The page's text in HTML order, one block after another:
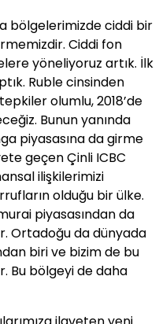
bölgelerimizde ciddi bir
Ciddi fon
yöneliyoruz artık. İlk
Ruble cinsinden
olumlu, 2018’de
Bunun yanında
piyasasına da girme
geçen Çinli ICBC
ilişkilerimizi
olduğu bir ülke.
piyasasından da
Ortadoğu da dünyada
biri ve bizim de bu
Bu bölgeyi de daha